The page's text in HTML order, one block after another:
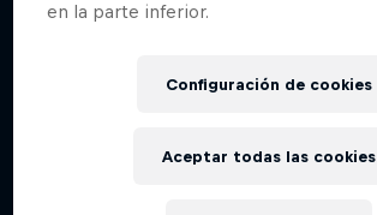
en la parte inferior.
Configuración de cookies
Aceptar todas las cookies